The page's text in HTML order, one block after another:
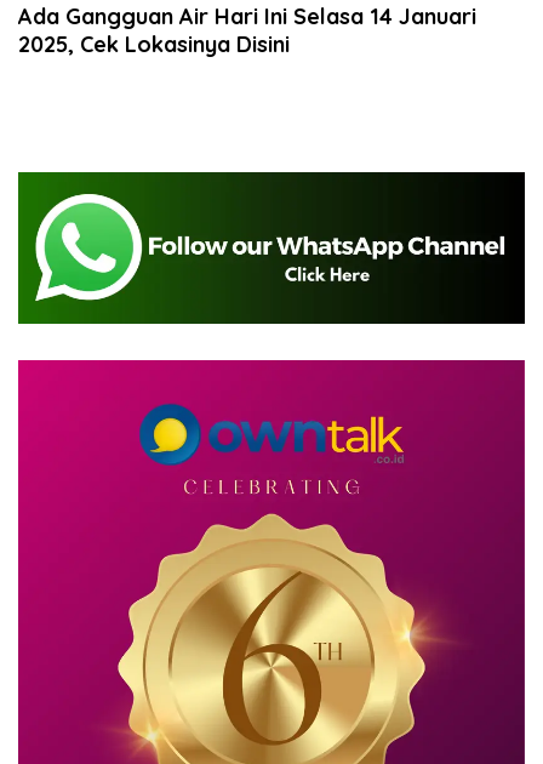
Ada Gangguan Air Hari Ini Selasa 14 Januari
2025, Cek Lokasinya Disini